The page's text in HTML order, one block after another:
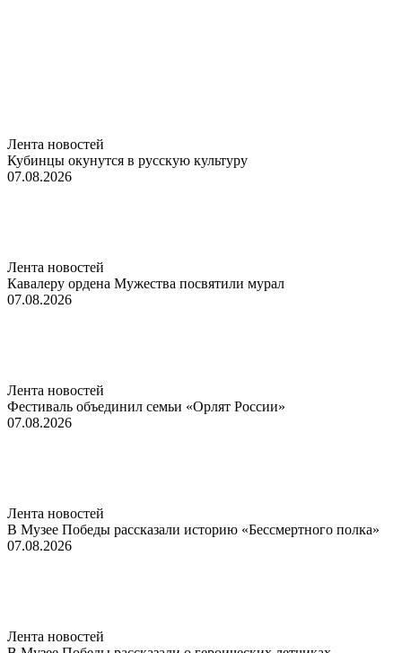
Лента новостей
Кубинцы окунутся в русскую культуру
07.08.2026
Лента новостей
Кавалеру ордена Мужества посвятили мурал
07.08.2026
Лента новостей
Фестиваль объединил семьи «Орлят России»
07.08.2026
Лента новостей
В Музее Победы рассказали историю «Бессмертного полка»
07.08.2026
Лента новостей